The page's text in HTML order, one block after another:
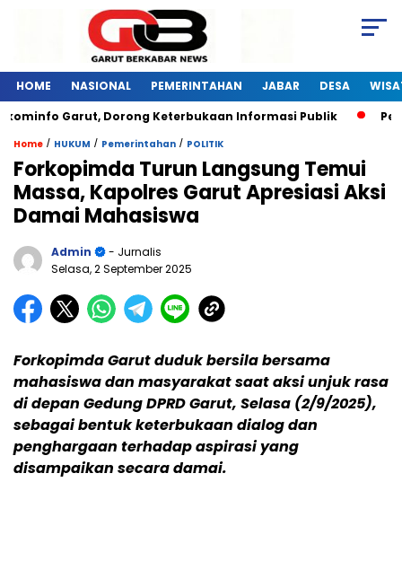
HOME NASIONAL PEMERINTAHAN JABAR DESA
Garut, Dorong Keterbukaan Informasi Publik
Home / HUKUM / Pemerintahan / POLITIK
Forkopimda Turun Langsung Temui
Massa, Kapolres Garut Apresiasi Aksi
Damai Mahasiswa
Admin
- Jurnalis
Selasa, 2 September 2025
Forkopimda Garut duduk bersila bersama
mahasiswa dan masyarakat saat aksi unjuk rasa
di depan Gedung DPRD Garut, Selasa (2/9/2025),
sebagai bentuk keterbukaan dialog dan
penghargaan terhadap aspirasi yang
disampaikan secara damai.